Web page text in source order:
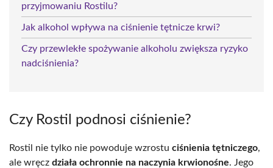
przyjmowaniu Rostilu?
Jak alkohol wpływa na ciśnienie tętnicze krwi?
Czy przewlekłe spożywanie alkoholu zwiększa ryzyko
nadciśnienia?
Czy Rostil podnosi ciśnienie?
Rostil nie tylko nie powoduje wzrostu ciśnienia tętniczego,
ale wręcz działa ochronnie na naczynia krwionośne. Jego